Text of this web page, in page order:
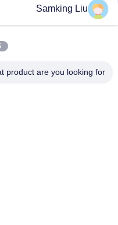
922 1150MT 944 1250MT
Samking Liu
product are you looking for?